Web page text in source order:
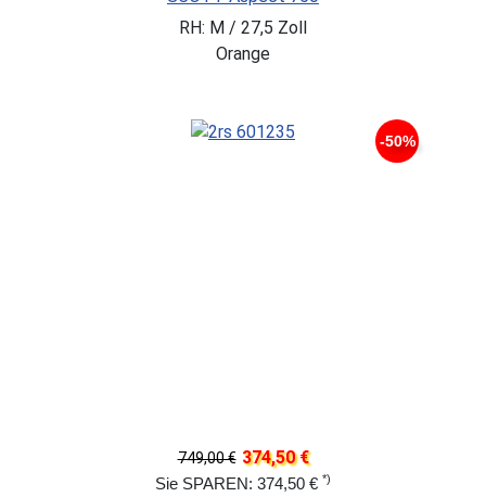
RH: M / 27,5 Zoll
Orange
-50%
749,00 € 374,50 €
Sie SPAREN: 374,50 € *)